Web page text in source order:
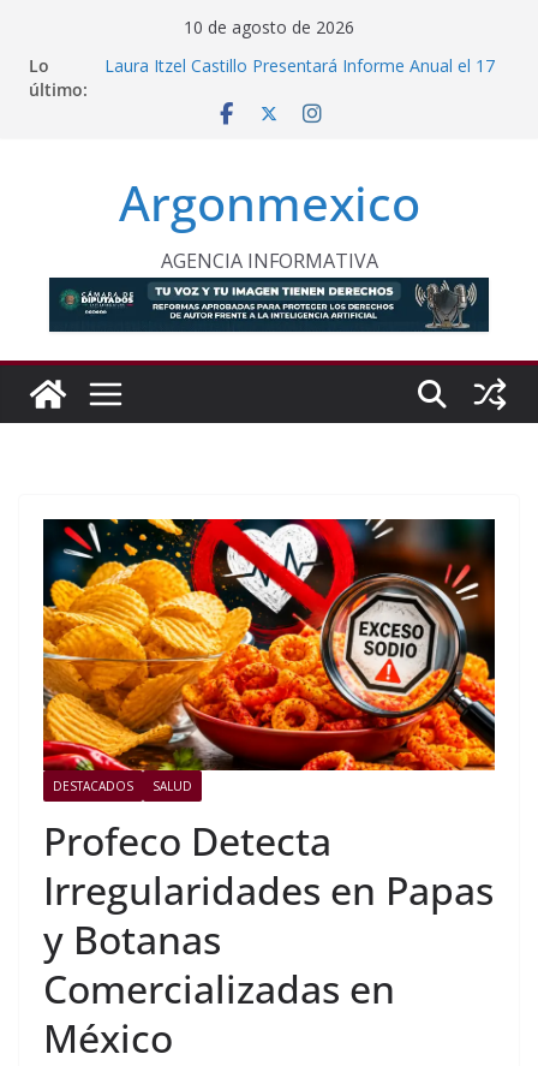
contenido
10 de agosto de 2026
Lo
último:
Laura Itzel Castillo Presentará Informe Anual el 17
Inaugura Clara Brugada Utopía “Elena Poniatowska
Permanente en México
Refuerzan Abasto de Agua en Acapulco Ante
Lluvias Intensas
INE Defiende Contrato con Territorium Life y Niega
Incumplimientos
Argonmexico
AGENCIA INFORMATIVA
DESTACADOS SALUD
Profeco Detecta
Irregularidades en Papas
y Botanas
Comercializadas en
México